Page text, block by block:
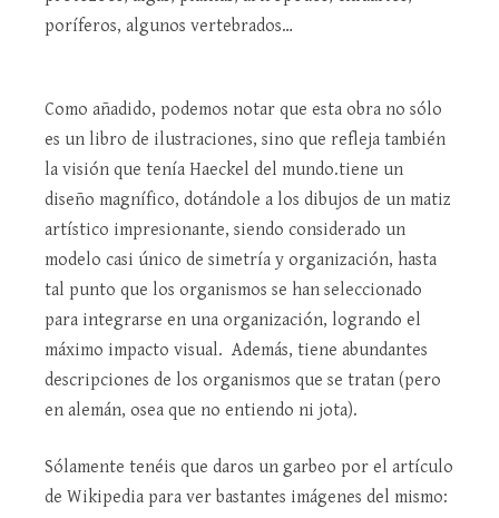
poríferos, algunos vertebrados…
Como añadido, podemos notar que esta obra no sólo
es un libro de ilustraciones, sino que refleja también
la visión que tenía Haeckel del mundo.tiene un
diseño magnífico, dotándole a los dibujos de un matiz
artístico impresionante, siendo considerado un
modelo casi único de simetría y organización, hasta
tal punto que los organismos se han seleccionado
para integrarse en una organización, logrando el
máximo impacto visual. Además, tiene abundantes
descripciones de los organismos que se tratan (pero
en alemán, osea que no entiendo ni jota).
Sólamente tenéis que daros un garbeo por el artículo
de Wikipedia para ver bastantes imágenes del mismo: